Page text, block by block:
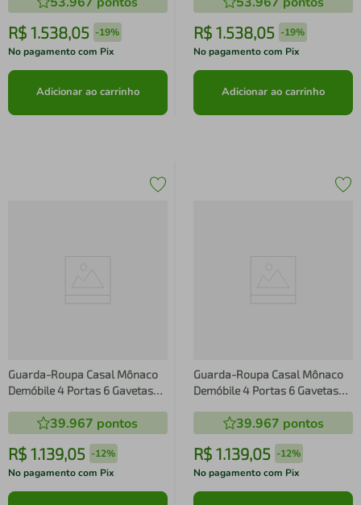
R$ 1.538,05 -19%
No pagamento com Pix
Adicionar ao carrinho
R$ 1.538,05 -19%
No pagamento com Pix
Adicionar ao carrinho
Guarda-Roupa Casal Mônaco
Demóbile 4 Portas 6 Gavetas
39.967 pontos
R$ 1.139,05 -12%
No pagamento com Pix
Guarda-Roupa Casal Mônaco
Demóbile 4 Portas 6 Gavetas
39.967 pontos
R$ 1.139,05 -12%
No pagamento com Pix